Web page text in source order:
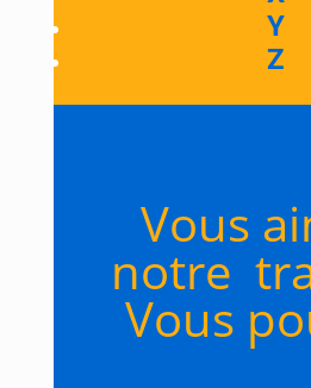
Y
Z
Vous
notre
Vous